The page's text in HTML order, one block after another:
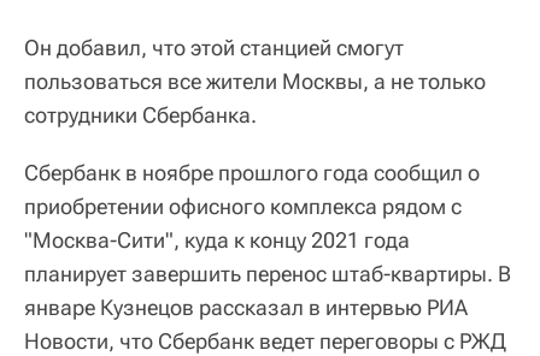
Он добавил, что этой станцией смогут
пользоваться все жители Москвы, а не только
сотрудники Сбербанка.
Сбербанк в ноябре прошлого года сообщил о
приобретении офисного комплекса рядом с
"Москва-Сити", куда к концу 2021 года
планирует завершить перенос штаб-квартиры. В
январе Кузнецов рассказал в интервью РИА
Новости, что Сбербанк ведет переговоры с РЖД